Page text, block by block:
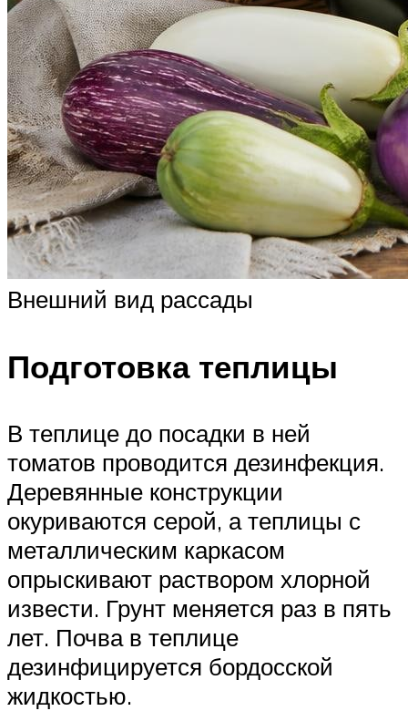
Внешний вид рассады
Подготовка теплицы
В теплице до посадки в ней
томатов проводится дезинфекция.
Деревянные конструкции
окуриваются серой, а теплицы с
металлическим каркасом
опрыскивают раствором хлорной
извести. Грунт меняется раз в пять
лет. Почва в теплице
дезинфицируется бордосской
жидкостью.